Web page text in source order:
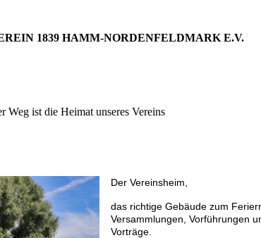
1839 HAMM-NORDENFELDMARK E.V.
Weg ist die Heimat unseres Vereins
Der Vereinsheim,
das richtige Gebäude zum
Versammlungen, Vorführungen
Vorträge.